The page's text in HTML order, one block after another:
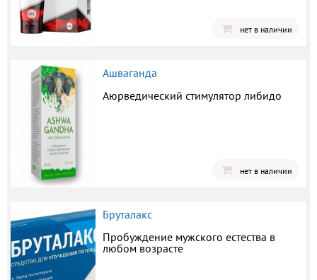
нет в наличии
Ашваганда
Аюрведический стимулятор либидо
нет в наличии
Бруталакс
Пробуждение мужского естества в
любом возрасте